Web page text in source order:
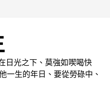
日光之下、莫強如喫喝快
一生的年日、要從勞碌中、